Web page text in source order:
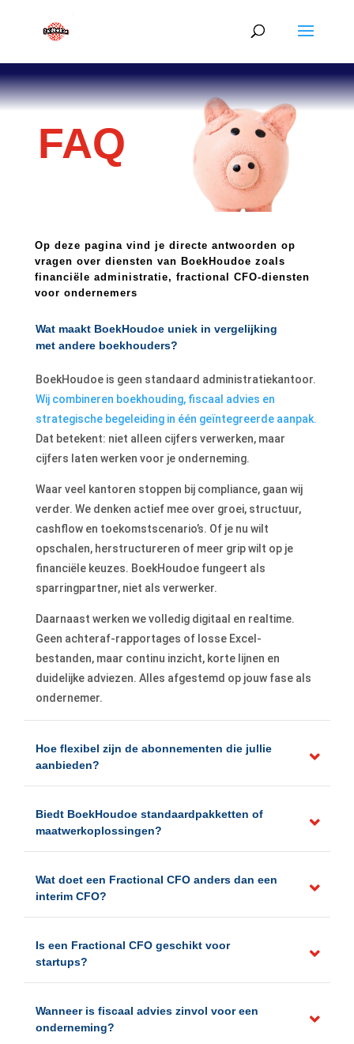
FAQ
Op deze pagina vind je directe antwoorden op
vragen over diensten van BoekHoudoe zoals
financiële administratie, fractional CFO-diensten
voor ondernemers
Wat maakt BoekHoudoe uniek in vergelijking
met andere boekhouders?
BoekHoudoe is geen standaard administratiekantoor.
Wij combineren boekhouding, fiscaal advies en
strategische begeleiding in één geïntegreerde aanpak.
Dat betekent: niet alleen cijfers verwerken, maar
cijfers laten werken voor je onderneming.
Waar veel kantoren stoppen bij compliance, gaan wij
verder. We denken actief mee over groei, structuur,
cashflow en toekomstscenario’s. Of je nu wilt
opschalen, herstructureren of meer grip wilt op je
financiële keuzes. BoekHoudoe fungeert als
sparringpartner, niet als verwerker.
Daarnaast werken we volledig digitaal en realtime.
Geen achteraf-rapportages of losse Excel-
bestanden, maar continu inzicht, korte lijnen en
duidelijke adviezen. Alles afgestemd op jouw fase als
ondernemer.
Hoe flexibel zijn de abonnementen die jullie
aanbieden?
Biedt BoekHoudoe standaardpakketten of
maatwerkoplossingen?
Wat doet een Fractional CFO anders dan een
interim CFO?
Is een Fractional CFO geschikt voor
startups?
Wanneer is fiscaal advies zinvol voor een
onderneming?